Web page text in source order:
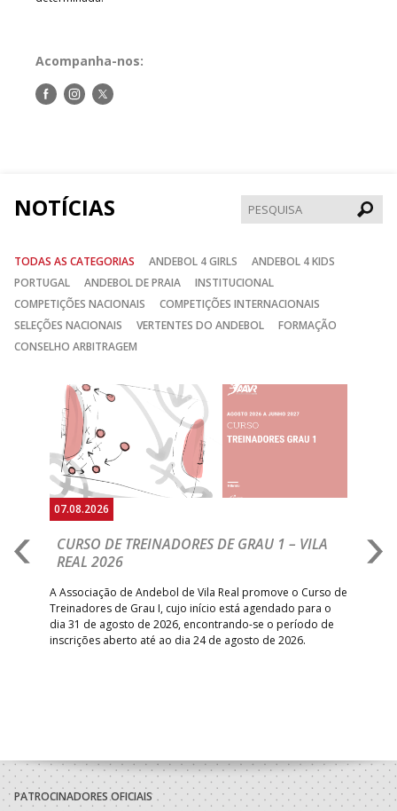
Acompanha-nos:
Siga-Siga-Siga-
NOTÍCIAS
TODAS AS CATEGORIAS ANDEBOL 4 GIRLS
ANDEBOL 4 KIDS
PORTUGAL
ANDEBOL DE PRAIA
INSTITUCIONAL
COMPETIÇÕES NACIONAIS
COMPETIÇÕES INTERNACIONAIS
SELEÇÕES NACIONAIS
VERTENTES DO ANDEBOL
FORMAÇÃO
CONSELHO ARBITRAGEM
07.08.2026
CURSO DE TREINADORES DE GRAU 1 – VILA
REAL 2026
A Associação de Andebol de Vila Real promove o Curso de
Treinadores de Grau I, cujo início está agendado para o
dia 31 de agosto de 2026, encontrando-se o período de
inscrições aberto até ao dia 24 de agosto de 2026.
Anterior
PATROCINADORES OFICIAIS